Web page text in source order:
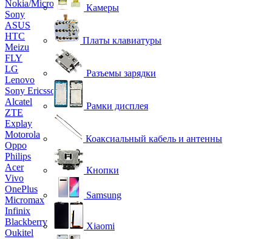
Nokia/Microsoft
Sony
ASUS
HTC
Meizu
FLY
LG
Lenovo
Sony Ericsson
Alcatel
ZTE
Explay
Motorola
Oppo
Philips
Acer
Vivo
OnePlus
Micromax
Infinix
Blackberry
Oukitel
Камеры
Платы клавиатуры
Разъемы зарядки
Рамки дисплея
Коаксиальный кабель и антенны
Кнопки
Samsung
Xiaomi